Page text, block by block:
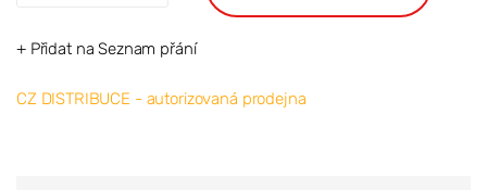
+ Přidat na Seznam přání
CZ DISTRIBUCE - autorizovaná prodejna